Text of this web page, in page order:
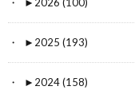
► 2025 (193)
► 2024 (158)